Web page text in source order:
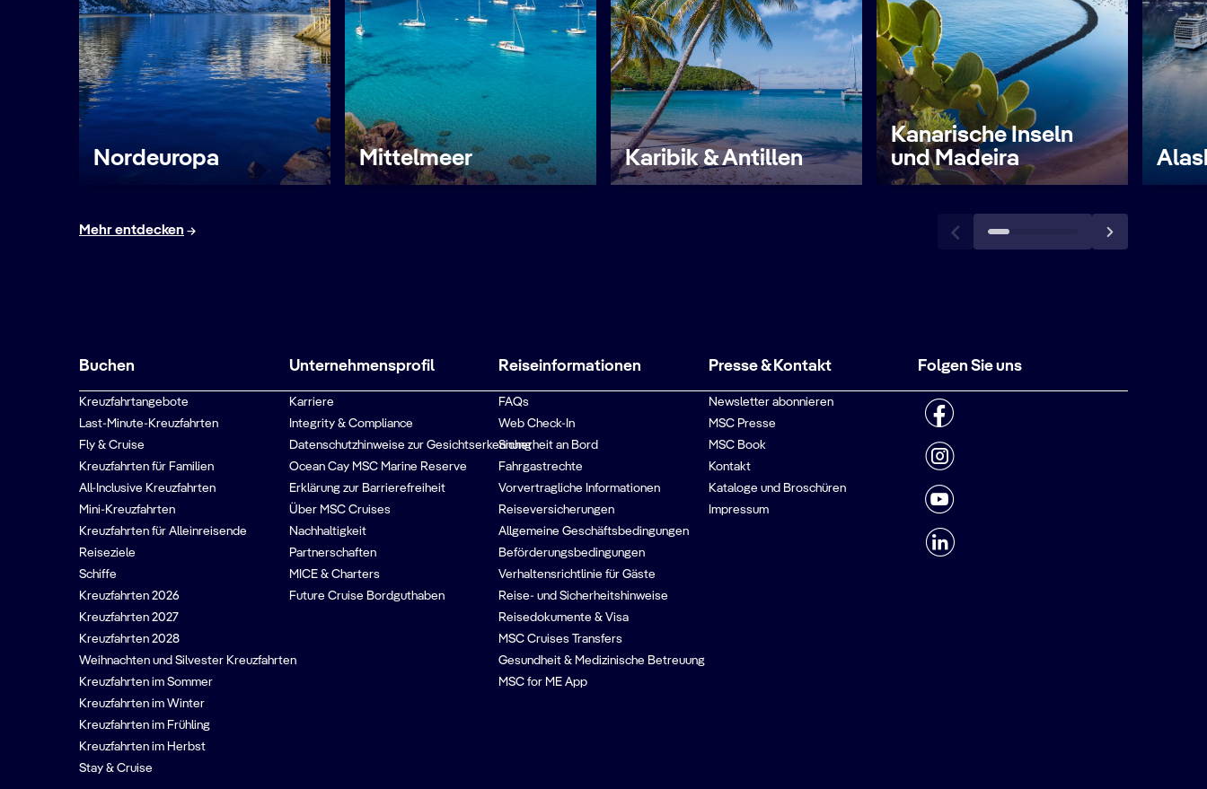
Nordeuropa Mittelmeer Karibik & Antillen
Kanarische Inseln
und Madeira
Mehr entdecken
Buchen
Kreuzfahrtangebote
Last-Minute-Kreuzfahrten
Fly & Cruise
Kreuzfahrten für Familien
All-Inclusive Kreuzfahrten
Mini-Kreuzfahrten
Kreuzfahrten für Alleinreisende
Reiseziele
Schiffe
Kreuzfahrten 2026
Kreuzfahrten 2027
Kreuzfahrten 2028
Weihnachten und Silvester Kreuzfahrten
Kreuzfahrten im Sommer
Kreuzfahrten im Winter
Kreuzfahrten im Frühling
Kreuzfahrten im Herbst
Stay & Cruise
Unternehmensprofil
Karriere
Integrity & Compliance
Datenschutzhinweise zur Gesichtserkennung
Ocean Cay MSC Marine Reserve
Erklärung zur Barrierefreiheit
Über MSC Cruises
Nachhaltigkeit
Partnerschaften
MICE & Charters
Future Cruise Bordguthaben
Reiseinformationen
FAQs
Web Check-In
Sicherheit an Bord
Fahrgastrechte
Vorvertragliche Informationen
Reiseversicherungen
Allgemeine Geschäftsbedingungen
Beförderungsbedingungen
Verhaltensrichtlinie für Gäste
Reise- und Sicherheitshinweise
Reisedokumente & Visa
MSC Cruises Transfers
Gesundheit & Medizinische Betreuung
MSC for ME App
Presse & Kontakt
Newsletter abonnieren
MSC Presse
MSC Book
Kontakt
Kataloge und Broschüren
Impressum
Folgen Sie uns